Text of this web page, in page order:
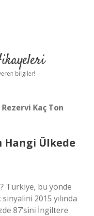
bilgiler!
Kaç Ton
Hangi Ülkede
Türkiye, bu yönde
2015 yılında
87’sini İngiltere